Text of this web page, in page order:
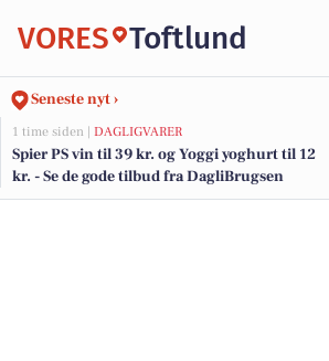
VORES Toftlund
Seneste nyt ›
1 time siden | DAGLIGVARER
Spier PS vin til 39 kr. og Yoggi yoghurt til 12
kr. - Se de gode tilbud fra DagliBrugsen